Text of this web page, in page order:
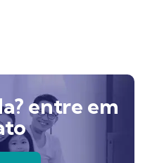
entre em